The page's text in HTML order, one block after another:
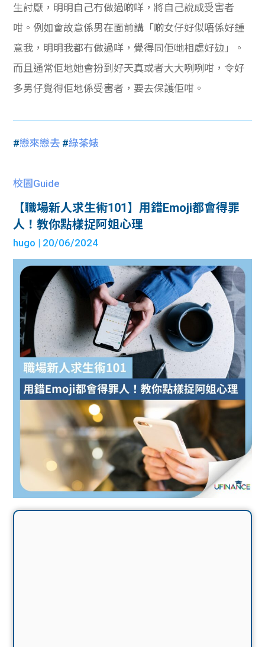
生討厭，明明自己冇做過啲咩，將自己說成受害者
咁。例如會故意係男在面前講「啲女仔好似唔係好鍾
意我，明明我都冇做過咩，覺得同佢哋相處好攰」。
而且通常佢地她會扮到好天真或者大大咧咧咁，令好
多男仔覺得佢地係受害者，要去保護佢咁。
#戀來戀去 #綠茶婊
校園Guide
【職場新人求生術101】用錯Emoji都會得罪
人！教你點樣捉阿姐心理
hugo | 20/06/2024